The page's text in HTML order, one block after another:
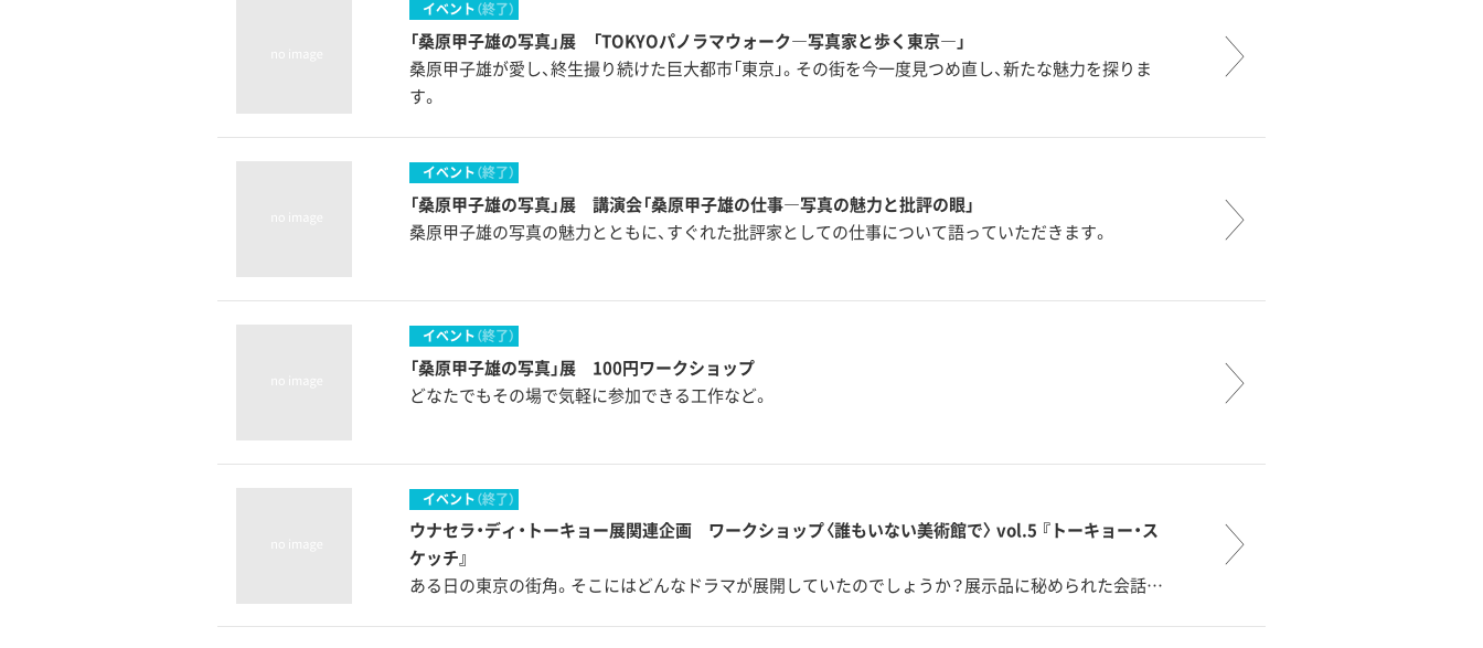
イベント （終了）
「桑原甲子雄の写真」展 「TOKYOパノラマウォーク―写真家と歩く東京―」
桑原甲子雄が愛し、終生撮り続けた巨大都市「東京」。その街を今一度見つめ直し、新たな魅力を探りま
す。
イベント （終了）
「桑原甲子雄の写真」展 講演会「桑原甲子雄の仕事―写真の魅力と批評の眼」
桑原甲子雄の写真の魅力とともに、すぐれた批評家としての仕事について語っていただきます。
イベント （終了）
「桑原甲子雄の写真」展 100円ワークショップ
どなたでもその場で気軽に参加できる工作など。
イベント （終了）
ウナセラ・ディ・トーキョー展関連企画 ワークショップ〈誰もいない美術館で〉 vol.5 『トーキョー・ス
ケッチ』
ある日の東京の街角。そこにはどんなドラマが展開していたのでしょうか？展示品に秘められた会話…